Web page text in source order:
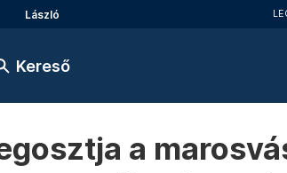
László
Kereső
a